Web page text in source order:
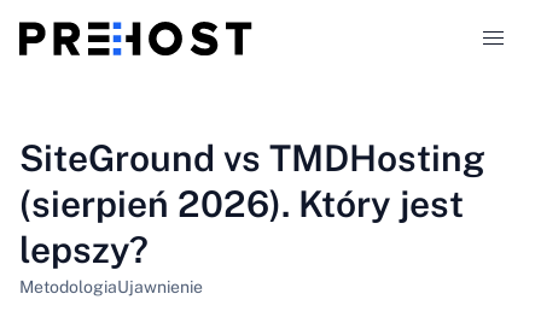
Porównania
Kupony 319
SiteGround vs TMDHosting
(sierpień 2026). Który jest
lepszy?
MetodologiaUjawnienie